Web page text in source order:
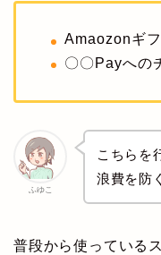
Amaozonギ
〇〇Payへの
ふゆこ
こちらを
浪費を防
普段から使っている